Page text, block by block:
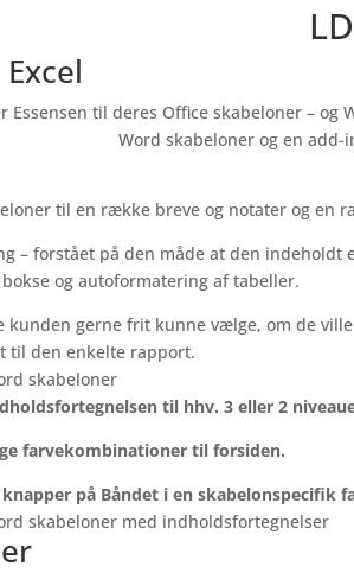
til deres Office skabeloner –
Word skabeloner og en
til en række breve og notater og en
– forstået på den måde at den
og autoformatering af tabeller.
kunden gerne frit kunne vælge, om de
til den enkelte rapport.
til hhv. 3 eller 2
farvekombinationer til forsiden.
knapper på Båndet i en skabelonspecifik